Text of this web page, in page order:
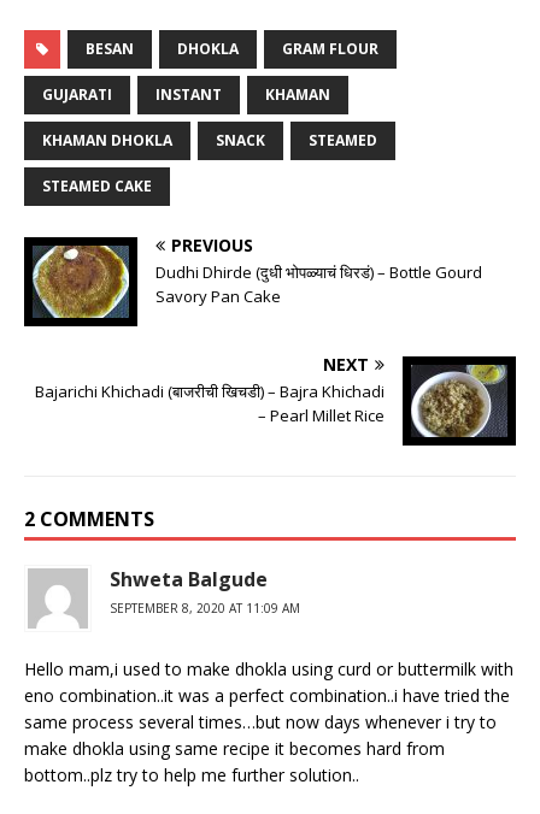
BESAN DHOKLA GRAM FLOUR
GUJARATI INSTANT KHAMAN
KHAMAN DHOKLA SNACK STEAMED
STEAMED CAKE
PREVIOUS
Dudhi Dhirde (दुधी भोपळ्याचं धिरडं) – Bottle Gourd
Savory Pan Cake
NEXT
Bajarichi Khichadi (बाजरीची खिचडी) – Bajra Khichadi
– Pearl Millet Rice
2 COMMENTS
Shweta Balgude
SEPTEMBER 8, 2020 AT 11:09 AM
Hello mam,i used to make dhokla using curd or buttermilk with
eno combination..it was a perfect combination..i have tried the
same process several times…but now days whenever i try to
make dhokla using same recipe it becomes hard from
bottom..plz try to help me further solution..